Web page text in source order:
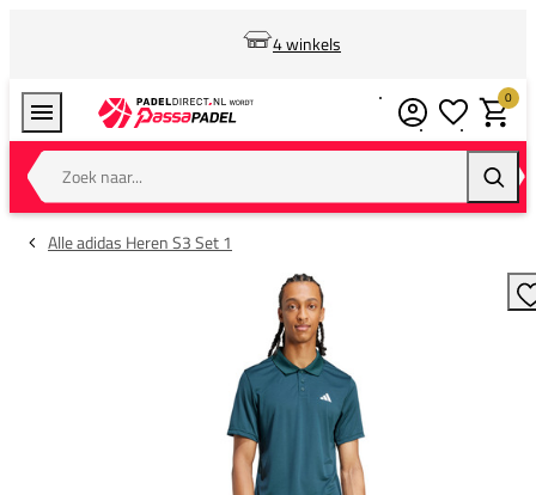
4 winkels
Zoek naar...
0
Alle adidas Heren S3 Set 1